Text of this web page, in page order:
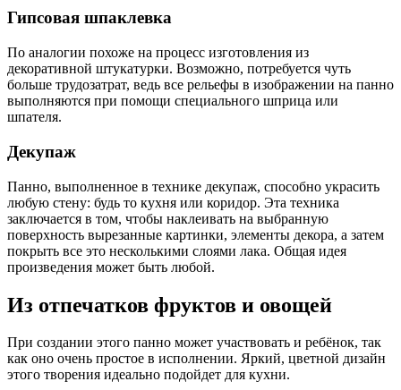
Гипсовая шпаклевка
По аналогии похоже на процесс изготовления из
декоративной штукатурки. Возможно, потребуется чуть
больше трудозатрат, ведь все рельефы в изображении на панно
выполняются при помощи специального шприца или
шпателя.
Декупаж
Панно, выполненное в технике декупаж, способно украсить
любую стену: будь то кухня или коридор. Эта техника
заключается в том, чтобы наклеивать на выбранную
поверхность вырезанные картинки, элементы декора, а затем
покрыть все это несколькими слоями лака. Общая идея
произведения может быть любой.
Из отпечатков фруктов и овощей
При создании этого панно может участвовать и ребёнок, так
как оно очень простое в исполнении. Яркий, цветной дизайн
этого творения идеально подойдет для кухни.